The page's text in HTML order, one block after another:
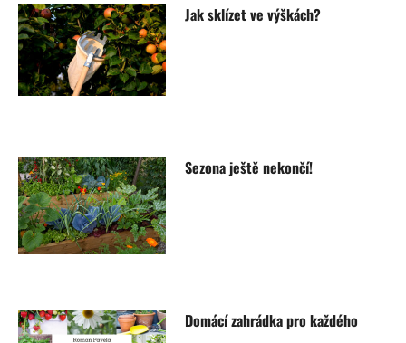
Jak sklízet ve výškách?
Sezona ještě nekončí!
Domácí zahrádka pro každého